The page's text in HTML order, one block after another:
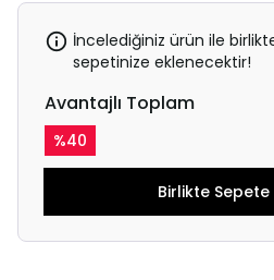
İncelediğiniz ürün ile
sepetinize eklenecektir!
Avantajlı Toplam
%40
Birlikte Sepete